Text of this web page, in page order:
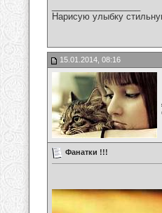
Нарисую улыбку
15.01.2014, 08:16
Фанатки !!!